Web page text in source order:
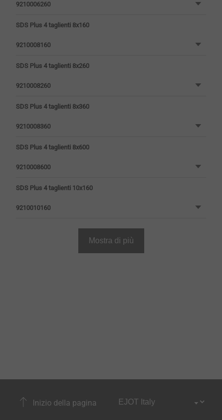
9210006260
SDS Plus 4 taglienti 8x160
9210008160
SDS Plus 4 taglienti 8x260
9210008260
SDS Plus 4 taglienti 8x360
9210008360
SDS Plus 4 taglienti 8x600
9210008600
SDS Plus 4 taglienti 10x160
9210010160
Mostra di più
Inizio della pagina